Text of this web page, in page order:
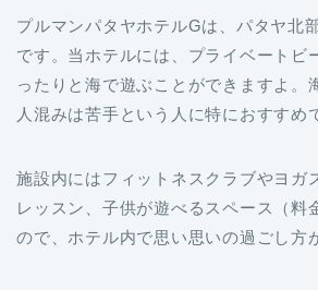
プルマンパタヤホテルGは、パタヤ北
です。当ホテルには、プライベートビ
ったりと海で遊ぶことができますよ。
人混みは苦手という人に特におすすめ
施設内にはフィットネスクラブやヨガ
レッスン、子供が遊べるスペース（料
ので、ホテル内で思い思いの過ごし方